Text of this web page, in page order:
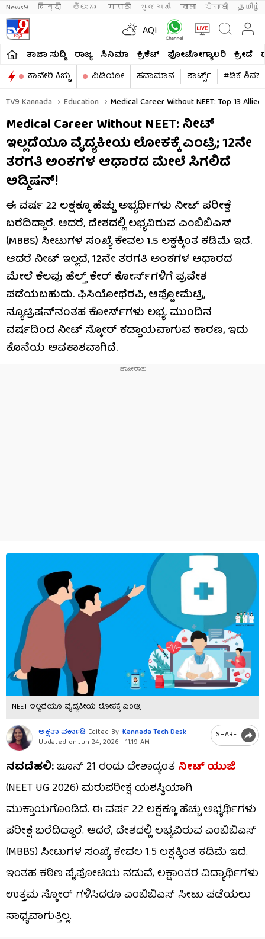
News9 हिन्दी తెలుగు मराठी ગુજરાતી বাংলা ਪੰਜਾਬੀ தமிழ்
AQI
ತಾಜಾ ಸುದ್ದಿ ರಾಜ್ಯ ಸಿನಿಮಾ ಕ್ರಿಕೆಟ್​ ಫೋಟೋಗ್ಯಾಲರಿ ಕ್ರೀಡೆ
ಕಾವೇರಿ ಕಿಚ್ಚು
ವಿಡಿಯೋ ಹವಾಮಾನ ಶಾರ್ಟ್ಸ್​
#ಡಿಕೆ
TV9 Kannada
Education Medical Career Without NEET: Top 13
Medical Career Without NEET: ನೀಟ್
ಇಲ್ಲದೆಯೂ ವೈದ್ಯಕೀಯ ಲೋಕಕ್ಕೆ ಎಂಟ್ರಿ; 12ನೇ
ತರಗತಿ ಅಂಕಗಳ ಆಧಾರದ ಮೇಲೆ ಸಿಗಲಿದೆ
ಅಡ್ಮಿಷನ್!
ಈ ವರ್ಷ 22 ಲಕ್ಷಕ್ಕೂ ಹೆಚ್ಚು ಅಭ್ಯರ್ಥಿಗಳು ನೀಟ್ ಪರೀಕ್ಷೆ
ಬರೆದಿದ್ದಾರೆ. ಆದರೆ, ದೇಶದಲ್ಲಿ ಲಭ್ಯವಿರುವ ಎಂಬಿಬಿಎಸ್
(MBBS) ಸೀಟುಗಳ ಸಂಖ್ಯೆ ಕೇವಲ 1.5 ಲಕ್ಷಕ್ಕಿಂತ ಕಡಿಮೆ ಇದೆ.
ಆದರೆ ನೀಟ್ ಇಲ್ಲದೆ, 12ನೇ ತರಗತಿ ಅಂಕಗಳ ಆಧಾರದ
ಮೇಲೆ ಕೆಲವು ಹೆಲ್ತ್ ಕೇರ್ ಕೋರ್ಸ್‌ಗಳಿಗೆ ಪ್ರವೇಶ
ಪಡೆಯಬಹುದು. ಫಿಸಿಯೋಥೆರಪಿ, ಆಪ್ಟೋಮೆಟ್ರಿ,
ನ್ಯೂಟ್ರಿಷನ್‌ನಂತಹ ಕೋರ್ಸ್‌ಗಳು ಲಭ್ಯ. ಮುಂದಿನ
ವರ್ಷದಿಂದ ನೀಟ್ ಸ್ಕೋರ್ ಕಡ್ಡಾಯವಾಗುವ ಕಾರಣ, ಇದು
ಕೊನೆಯ ಅವಕಾಶವಾಗಿದೆ.
NEET ಇಲ್ಲದೆಯೂ ವೈದ್ಯಕೀಯ ಲೋಕಕ್ಕೆ ಎಂಟ್ರಿ
ಅಕ್ಷತಾ ವರ್ಕಾಡಿ Edited By: Kannada Tech Desk
Updated on:Jun 24, 2026 | 11:19 AM
SHARE
ನವದೆಹಲಿ:ಜೂನ್ 21 ರಂದು ದೇಶಾದ್ಯಂತ ನೀಟ್ ಯುಜಿ
(NEET UG 2026) ಮರುಪರೀಕ್ಷೆ ಯಶಸ್ವಿಯಾಗಿ
ಮುಕ್ತಾಯಗೊಂಡಿದೆ. ಈ ವರ್ಷ 22 ಲಕ್ಷಕ್ಕೂ ಹೆಚ್ಚು ಅಭ್ಯರ್ಥಿಗಳು
ಪರೀಕ್ಷೆ ಬರೆದಿದ್ದಾರೆ. ಆದರೆ, ದೇಶದಲ್ಲಿ ಲಭ್ಯವಿರುವ ಎಂಬಿಬಿಎಸ್
(MBBS) ಸೀಟುಗಳ ಸಂಖ್ಯೆ ಕೇವಲ 1.5 ಲಕ್ಷಕ್ಕಿಂತ ಕಡಿಮೆ ಇದೆ.
ಇಂತಹ ಕಠಿಣ ಪೈಪೋಟಿಯ ನಡುವೆ, ಲಕ್ಷಾಂತರ ವಿದ್ಯಾರ್ಥಿಗಳು
ಉತ್ತಮ ಸ್ಕೋರ್ ಗಳಿಸಿದರೂ ಎಂಬಿಬಿಎಸ್ ಸೀಟು ಪಡೆಯಲು
ಸಾಧ್ಯವಾಗುತ್ತಿಲ್ಲ.